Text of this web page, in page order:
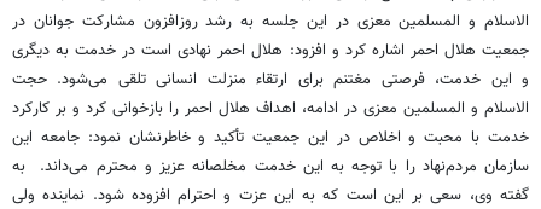
الاسلام و المسلمین معزی در این جلسه به رشد روزافزون مشارکت جوانان در
جمعیت هلال احمر اشاره کرد و افزود: هلال احمر نهادی است در خدمت به دیگری
و این خدمت، فرصتی مغتنم برای ارتقاء منزلت انسانی تلقی می‌شود. حجت
الاسلام و المسلمین معزی در ادامه، اهداف هلال احمر را بازخوانی کرد و بر کارکرد
خدمت با محبت و اخلاص در این جمعیت تأکید و خاطرنشان نمود: جامعه این
سازمان مردم‌نهاد را با توجه به این خدمت مخلصانه عزیز و محترم می‌داند. به
گفته وی، سعی بر این است که به این عزت و احترام افزوده شود. نماینده ولی